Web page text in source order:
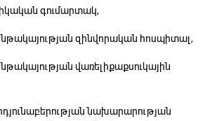
գումարտակ,
զինվորական հոսպիտալ,
վառելիքաքսուկային
նախարարության